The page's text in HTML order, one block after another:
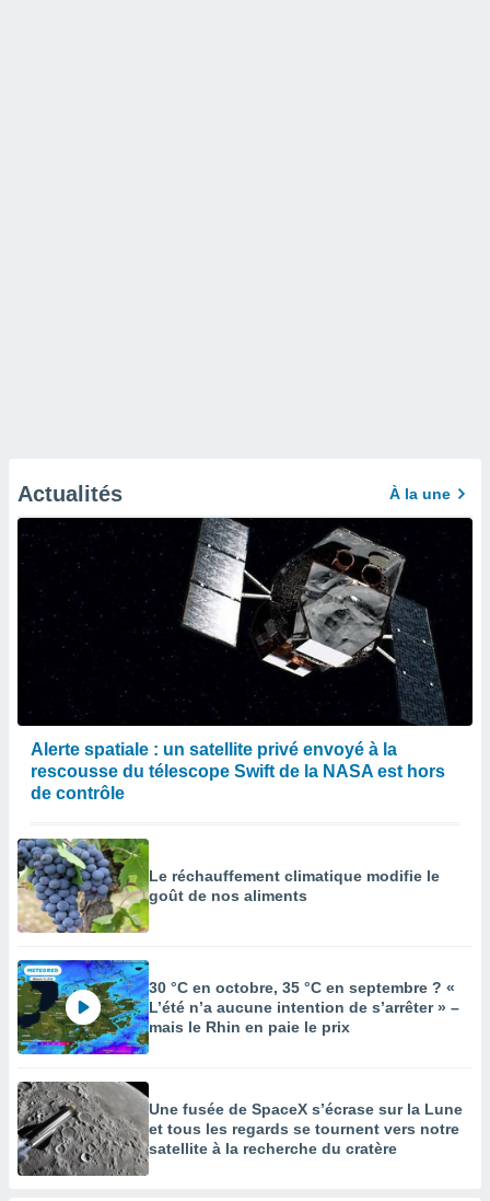
Actualités À la une
Alerte spatiale : un satellite privé envoyé à la
rescousse du télescope Swift de la NASA est hors
de contrôle
Le réchauffement climatique modifie le
goût de nos aliments
30 °C en octobre, 35 °C en septembre ? «
L’été n’a aucune intention de s’arrêter » –
mais le Rhin en paie le prix
Une fusée de SpaceX s’écrase sur la Lune
et tous les regards se tournent vers notre
satellite à la recherche du cratère